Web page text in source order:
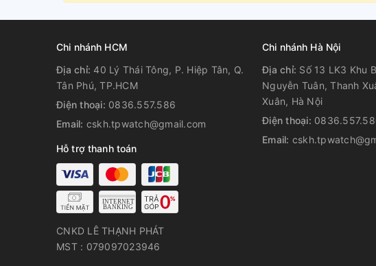
Chi nhánh HCM
Địa chỉ: 40 Lý Thái Tông, P. Hiệp Tân, Q.
Tân Phú, TP.HCM
Điện thoại: 0836.557.586
Email: cskh.tpwatch@gmail.com
Hỗ trợ thanh toán
Chi nhánh Hà Nội
Địa chỉ: Số 13 LK3 Khu
Nguyễn Tuân, Thanh
Xuân, Hà Nội
Điện thoại:
Email:
CNKD LÊ THẠNH PHÁT
MST : 079097023946